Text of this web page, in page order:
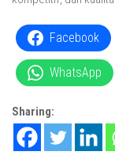
Facebook
WhatsApp
Sharing: